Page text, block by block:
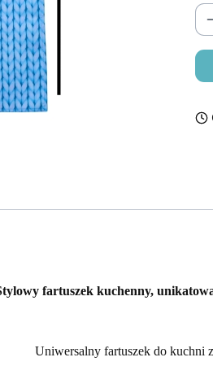
fartuszek kuchenny,
Uniwersalny fartuszek do kuchni